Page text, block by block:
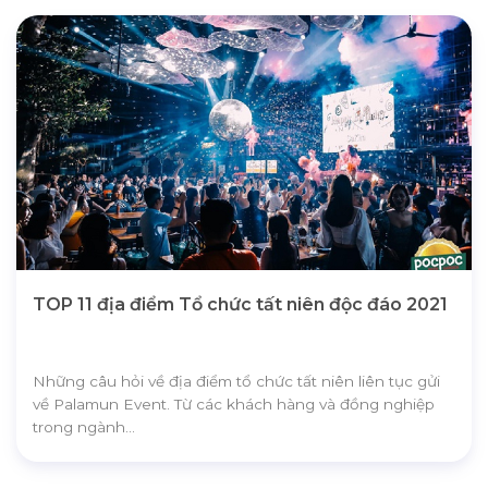
0866.48.1115 0906.412.568
TOP 11 địa điểm Tổ chức tất niên độc đáo 2021
Những câu hỏi về địa điểm tổ chức tất niên liên tục gửi
về Palamun Event. Từ các khách hàng và đồng nghiệp
trong ngành...